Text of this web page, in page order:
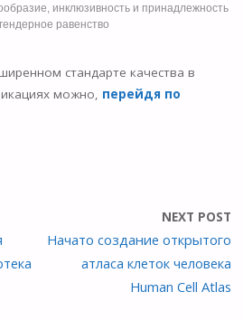
инклюзивность и принадлежность
равенство
стандарте качества в
можно, перейдя по
NEXT POST
Начато создание открытого
атласа клеток человека
Human Cell Atlas